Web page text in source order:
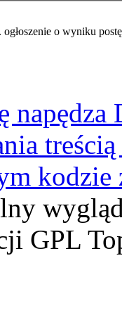
o wyniku
GPL